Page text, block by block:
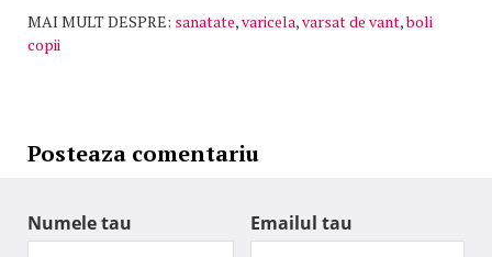
MAI MULT DESPRE: sanatate,varicela,varsat de vant,boli
copii
Posteaza comentariu
Numele tau Emailul tau